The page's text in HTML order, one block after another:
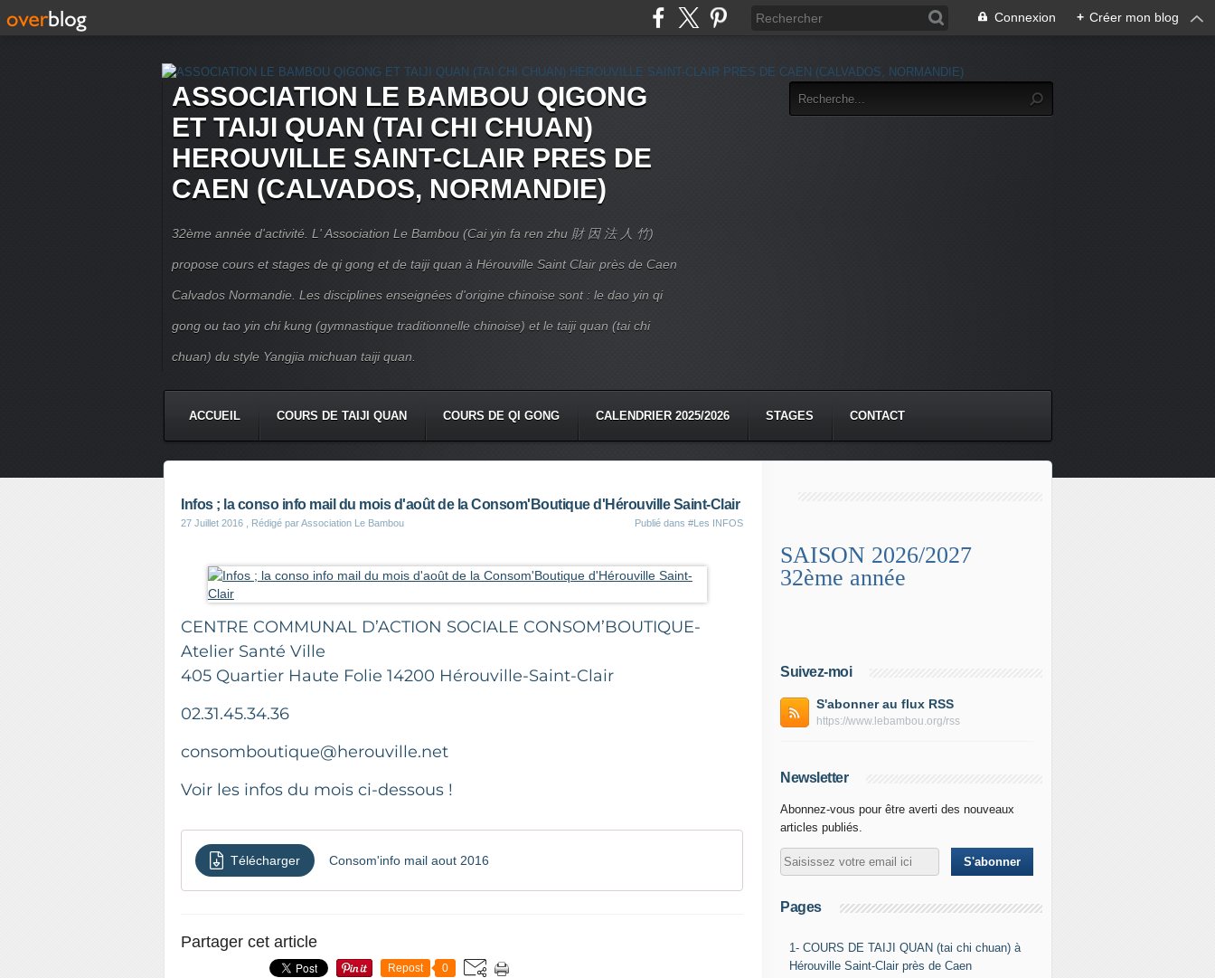
Connexion + Créer mon blog
ASSOCIATION LE BAMBOU QIGONG
ET TAIJI QUAN (TAI CHI CHUAN)
HEROUVILLE SAINT-CLAIR PRES DE
CAEN (CALVADOS, NORMANDIE)
32ème année d'activité. L' Association Le Bambou (Cai yin fa ren zhu 財 因 法 人 竹)
propose cours et stages de qi gong et de taiji quan à Hérouville Saint Clair près de Caen
Calvados Normandie. Les disciplines enseignées d'origine chinoise sont : le dao yin qi
gong ou tao yin chi kung (gymnastique traditionnelle chinoise) et le taiji quan (tai chi
chuan) du style Yangjia michuan taiji quan.
ACCUEIL COURS DE TAIJI QUAN COURS DE QI GONG CALENDRIER 2025/2026 STAGES CONTACT
Infos ; la conso info mail du mois d'août de la Consom'Boutique d'Hérouville Saint-Clair
27 Juillet 2016 , Rédigé par Association Le Bambou Publié dans #Les INFOS
CENTRE COMMUNAL D’ACTION SOCIALE CONSOM’BOUTIQUE-
Atelier Santé Ville
405 Quartier Haute Folie 14200 Hérouville-Saint-Clair
02.31.45.34.36
consomboutique@herouville.net
Voir les infos du mois ci-dessous !
Télécharger Consom'info mail aout 2016
Partager cet article
Repost 0
SAISON 2026/2027
32ème année
Suivez-moi
S'abonner au flux RSS
https://www.lebambou.org/rss
Newsletter
Abonnez-vous pour être averti des nouveaux
articles publiés.
Pages
1- COURS DE TAIJI QUAN (tai chi chuan) à
Hérouville Saint-Clair près de Caen